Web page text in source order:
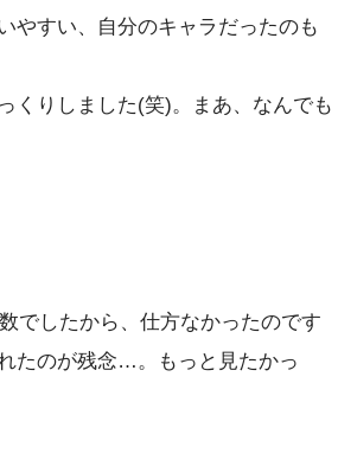
やすい、自分のキャラだったのも
くりしました(笑)。まあ、なんでも
でしたから、仕方なかったのです
たのが残念…。もっと見たかっ